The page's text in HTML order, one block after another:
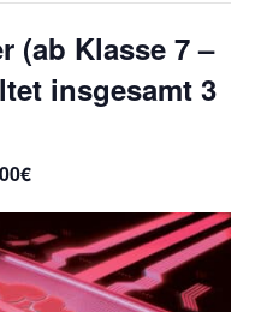
(ab Klasse 7 –
insgesamt 3